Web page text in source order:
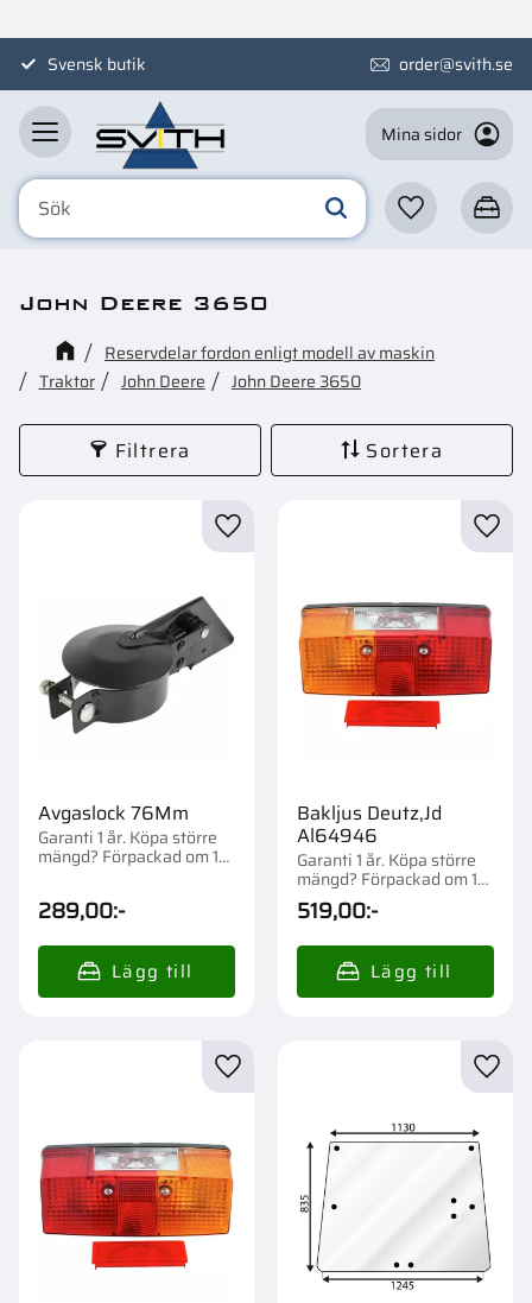
MenySvensk butik order@svith.se
Mina sidor
Favoriter
John Deere 3650
Reservdelar fordon enligt modell av maskin
Traktor
John Deere John Deere 3650
Filtrera Sortera
Avgaslock 76Mm
Garanti 1 år. Köpa större
mängd? Förpackad om 1
289,00:-
Lägg till i favoriter
Bakljus Deutz,Jd
Al64946
Garanti 1 år. Köpa större
mängd? Förpackad om 1
st.
519,00:-
Lägg till i favoriter